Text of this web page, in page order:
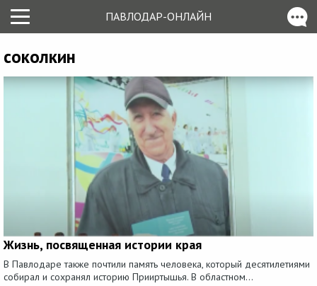
ПАВЛОДАР-ОНЛАЙН
соколкин
Жизнь, посвященная истории края
В Павлодаре также почтили память человека, который десятилетиями
собирал и сохранял историю Прииртышья. В областном...